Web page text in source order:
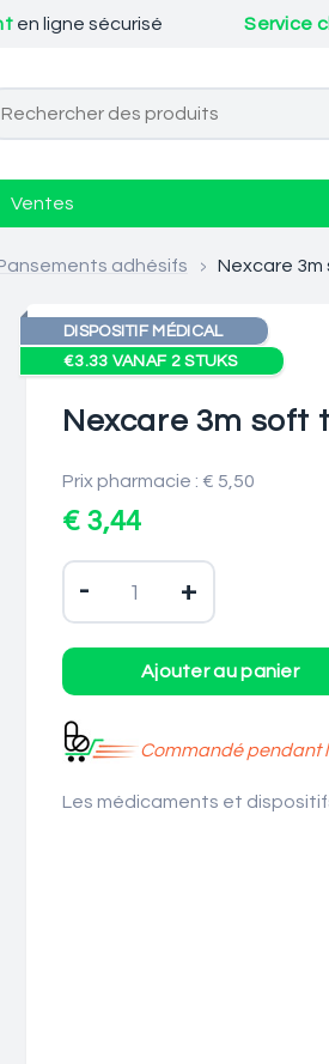
en ligne sécurisé Service
Ventes
adhésifs > Nexcare 3m
DISPOSITIF MÉDICAL
€3.33 VANAF 2 STUKS
Nexcare 3m soft
Prix pharmacie : € 5,50
€ 3,44
- +
Commandé pendant
Les médicaments et